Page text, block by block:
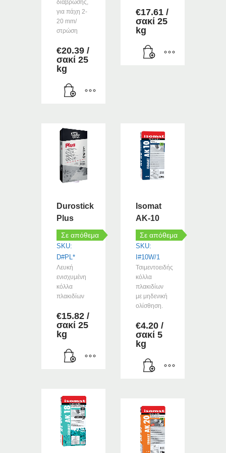
διάβρωσης,
για πάχη 2-
20 mm/
στρώση
€20.39 /
σακί 25
kg
€17.61 /
σακί 25
kg
Durostick
Plus
Σε απόθεμα
SKU:
D#PL*
Λευκή
ενισχυμένη
κόλλα
πλακιδίων
€15.82 /
σακί 25
kg
Isomat
AK-10
Σε απόθεμα
SKU:
I#10W/1
Τσιμεντοειδής
κόλλα
πλακιδίων
με μηδενική
ολίσθηση.
€4.20 /
σακί 5
kg